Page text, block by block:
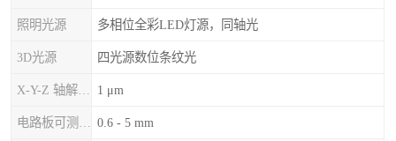
照明光源 多相位全彩LED灯源，同轴光
3D光源 四光源数位条纹光
1 μm
0.6 - 5 mm